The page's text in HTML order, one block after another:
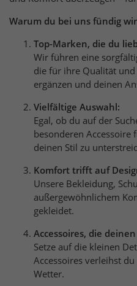
Warum du bei uns fündig
Top-Marken, die du
Wir führen eine
die für ihre Qualität
ergänzen und deinen
Vielfältige Auswahl:
Egal, ob du auf der
besonderen
deinen Stil zu
Komfort trifft auf
Unsere Bekleidung,
außergewöhnlichem
gekleidet.
Accessoires, die
Setze auf die kleinen
Accessoires verleihst
Wetter.